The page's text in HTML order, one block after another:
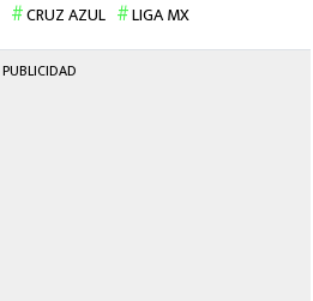
CRUZ AZUL LIGA MX
PUBLICIDAD